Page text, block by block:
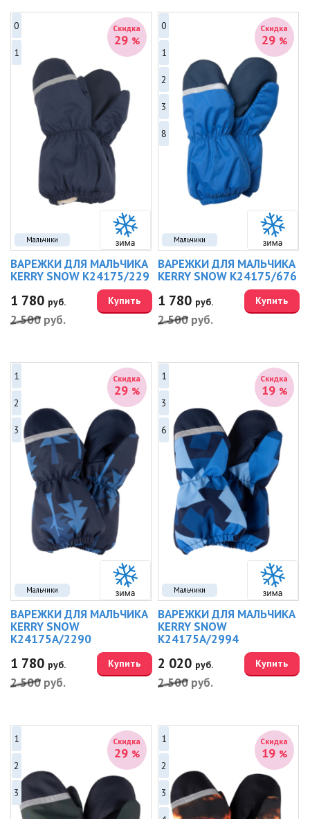
Мальчики
Скидка
29 %
0
1
ВАРЕЖКИ ДЛЯ МАЛЬЧИКА
KERRY SNOW K24175/229
1 780 руб.
2 500 руб.
Купить
Мальчики
Скидка
29 %
0
1
2
3
8
ВАРЕЖКИ ДЛЯ МАЛЬЧИКА
KERRY SNOW K24175/676
1 780 руб.
2 500 руб.
Купить
Мальчики
Скидка
29 %
1
2
3
ВАРЕЖКИ ДЛЯ МАЛЬЧИКА
KERRY SNOW
K24175A/2290
1 780 руб.
2 500 руб.
Купить
Мальчики
Скидка
19 %
1
3
6
ВАРЕЖКИ ДЛЯ МАЛЬЧИКА
KERRY SNOW
K24175A/2994
2 020 руб.
2 500 руб.
Купить
Скидка
29 %
1
2
3
Скидка
19 %
1
2
3